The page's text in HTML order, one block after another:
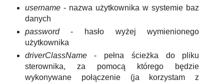
username- nazwa użytkownika w systemie baz
danych
password- hasło wyżej wymienionego
użytkownika
driverClassName- pełna ścieżka do pliku
sterownika, za pomocą którego będzie
wykonywane połączenie (ja korzystam z